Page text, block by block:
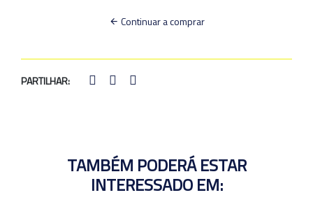
Continuar a comprar
PARTILHAR:
TAMBÉM PODERÁ ESTAR
INTERESSADO EM: